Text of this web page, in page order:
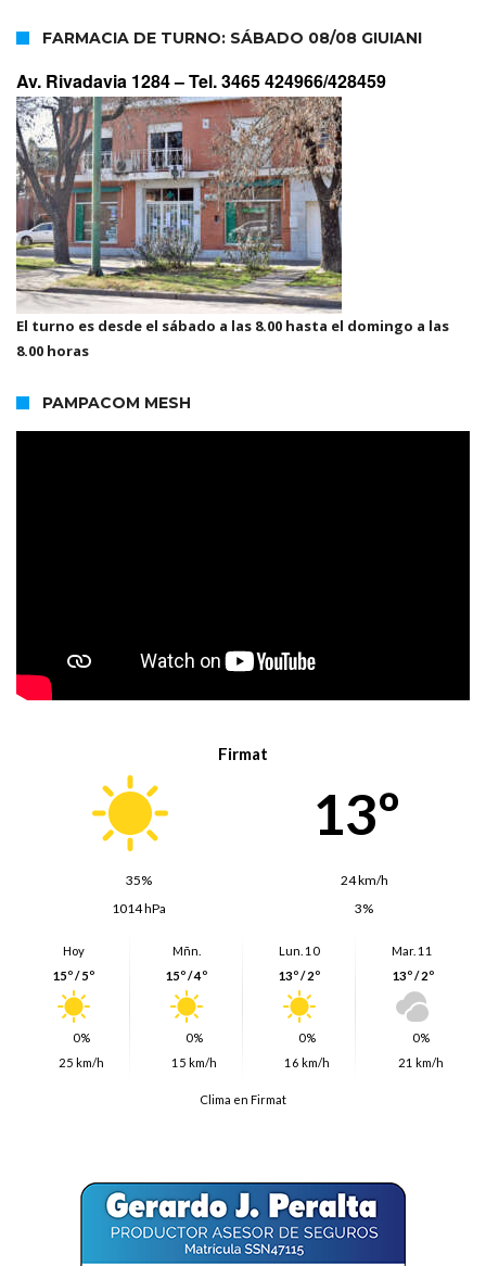
FARMACIA DE TURNO: SÁBADO 08/08 GIUIANI
Av. Rivadavia 1284 –Tel. 3465 424966/428459
El turno es desde el sábado a las 8.00 hasta el domingo a las
8.00 horas
PAMPACOM MESH
Firmat
13º
35%
24 km/h
1014 hPa
3%
Hoy
15º / 5º
0%
25 km/h
Mñn.
15º / 4º
0%
15 km/h
Lun. 10
13º / 2º
0%
16 km/h
Mar. 11
13º / 2º
0%
21 km/h
Clima en Firmat